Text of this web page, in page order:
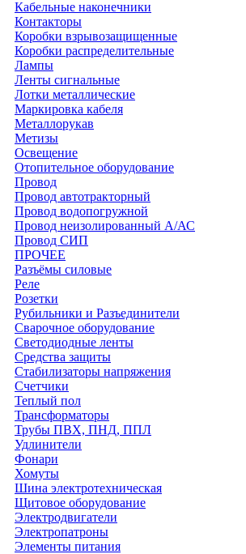
Кабельные наконечники
Контакторы
Коробки взрывозащищенные
Коробки распределительные
Лампы
Ленты сигнальные
Лотки металлические
Маркировка кабеля
Металлорукав
Метизы
Освещение
Отопительное оборудование
Провод
Провод автотракторный
Провод водопогружной
Провод неизолированный А/АС
Провод СИП
ПРОЧЕЕ
Разъёмы силовые
Реле
Розетки
Рубильники и Разъединители
Сварочное оборудование
Светодиодные ленты
Средства защиты
Стабилизаторы напряжения
Счетчики
Теплый пол
Трансформаторы
Трубы ПВХ, ПНД, ППЛ
Удлинители
Фонари
Хомуты
Шина электротехническая
Щитовое оборудование
Электродвигатели
Электропатроны
Элементы питания